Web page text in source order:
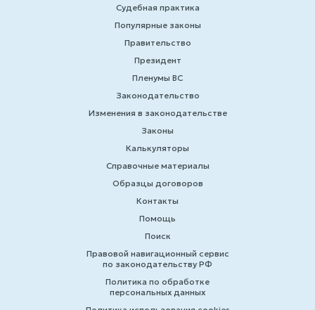
Судебная практика
Популярные законы
Правительство
Президент
Пленумы ВС
Законодательство
Изменения в законодательстве
Законы
Калькуляторы
Справочные материалы
Образцы договоров
Контакты
Помощь
Поиск
Правовой навигационный сервис
по законодательству РФ
Политика по обработке
персональных данных